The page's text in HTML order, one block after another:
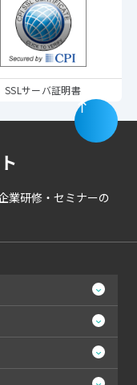
SSLサーバ証明書
業研修・セミナーの